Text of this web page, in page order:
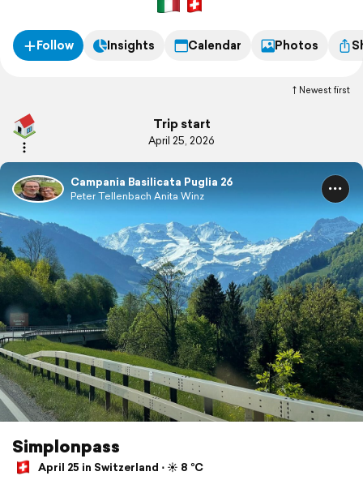
Follow Insights Calendar Photos
Newest first
Trip start
April 25, 2026
Campania Basilicata Puglia 26
Peter Tellenbach Anita Winz
Simplonpass
April 25 in Switzerland ⋅ ☀️ 8 °C